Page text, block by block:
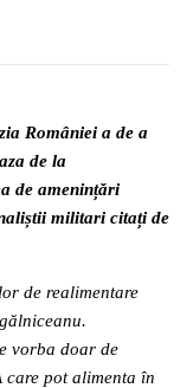
României a de a
de la
de amenințări
militari citați de
de realimentare
vorba doar de
care pot alimenta în